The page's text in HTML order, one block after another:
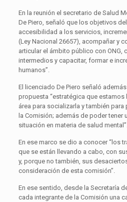
En la reunión el secretario de Salud
De Piero, señaló que los objetivos
accesibilidad a los servicios,
(Ley Nacional 26657), acompañar y
articular el ámbito público con ONG,
intermedios y capacitar, formar e
humanos”.
El licenciado De Piero señaló
propuesta “estratégica que estamos
área para socializarla y también
la Comisión; además de poder tener
situación en materia de salud mental”.
En ese marco se dio a conocer “los
que se están llevando a cabo, con
y, porque no también, sus
consideración de esta comisión”.
En ese sentido, desde la Secretaría
cada integrante de la Comisión una